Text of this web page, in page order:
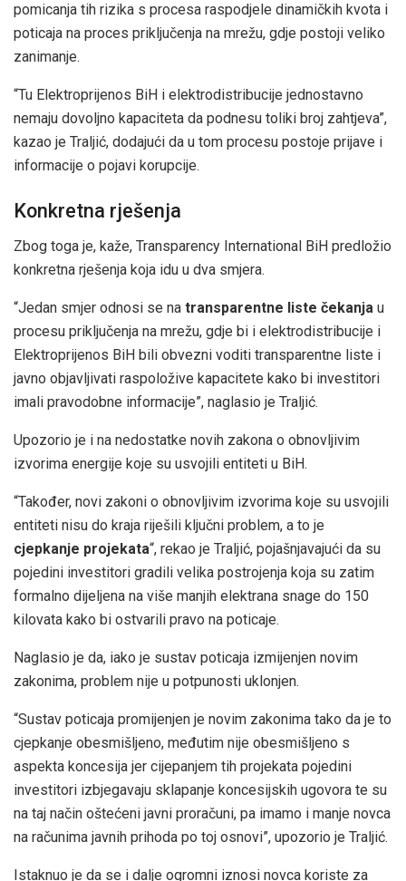
pomicanja tih rizika s procesa raspodjele dinamičkih kvota i
poticaja na proces priključenja na mrežu, gdje postoji veliko
zanimanje.
“Tu Elektroprijenos BiH i elektrodistribucije jednostavno
nemaju dovoljno kapaciteta da podnesu toliki broj zahtjeva”,
kazao je Traljić, dodajući da u tom procesu postoje prijave i
informacije o pojavi korupcije.
Konkretna rješenja
Zbog toga je, kaže, Transparency International BiH predložio
konkretna rješenja koja idu u dva smjera.
“Jedan smjer odnosi se na transparentne liste čekanja u
procesu priključenja na mrežu, gdje bi i elektrodistribucije i
Elektroprijenos BiH bili obvezni voditi transparentne liste i
javno objavljivati raspoložive kapacitete kako bi investitori
imali pravodobne informacije”, naglasio je Traljić.
Upozorio je i na nedostatke novih zakona o obnovljivim
izvorima energije koje su usvojili entiteti u BiH.
“Također, novi zakoni o obnovljivim izvorima koje su usvojili
entiteti nisu do kraja riješili ključni problem, a to je
cjepkanje projekata“, rekao je Traljić, pojašnjavajući da su
pojedini investitori gradili velika postrojenja koja su zatim
formalno dijeljena na više manjih elektrana snage do 150
kilovata kako bi ostvarili pravo na poticaje.
Naglasio je da, iako je sustav poticaja izmijenjen novim
zakonima, problem nije u potpunosti uklonjen.
“Sustav poticaja promijenjen je novim zakonima tako da je to
cjepkanje obesmišljeno, međutim nije obesmišljeno s
aspekta koncesija jer cijepanjem tih projekata pojedini
investitori izbjegavaju sklapanje koncesijskih ugovora te su
na taj način oštećeni javni proračuni, pa imamo i manje novca
na računima javnih prihoda po toj osnovi”, upozorio je Traljić.
Istaknuo je da se i dalje ogromni iznosi novca koriste za